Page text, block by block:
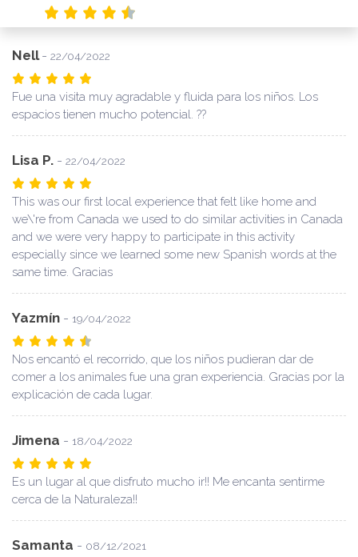
Nell- 22/04/2022
Fue una visita muy agradable y fluida para los niños. Los
espacios tienen mucho potencial. ??
Lisa P. - 22/04/2022
This was our first local experience that felt like home and
we\'re from Canada we used to do similar activities in Canada
and we were very happy to participate in this activity
especially since we learned some new Spanish words at the
same time. Gracias
Yazmín - 19/04/2022
Nos encantó el recorrido, que los niños pudieran dar de
comer a los animales fue una gran experiencia. Gracias por la
explicación de cada lugar.
Jimena - 18/04/2022
Es un lugar al que disfruto mucho ir!! Me encanta sentirme
cerca de la Naturaleza!!
Samanta - 08/12/2021